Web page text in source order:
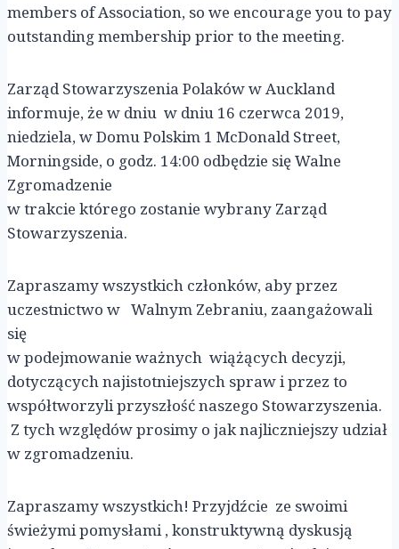
members of Association, so we encourage you to pay
outstanding membership prior to the meeting.
Zarząd Stowarzyszenia Polaków w Auckland
informuje, że w dniu w dniu 16 czerwca 2019,
niedziela, w Domu Polskim 1 McDonald Street,
Morningside, o godz. 14:00 odbędzie się Walne
Zgromadzenie
w trakcie którego zostanie wybrany Zarząd
Stowarzyszenia.
Zapraszamy wszystkich członków, aby przez
uczestnictwo w Walnym Zebraniu, zaangażowali
się
w podejmowanie ważnych wiążących decyzji,
dotyczących najistotniejszych spraw i przez to
współtworzyli przyszłość naszego Stowarzyszenia.
Z tych względów prosimy o jak najliczniejszy udział
w zgromadzeniu.
Zapraszamy wszystkich! Przyjdźcie ze swoimi
świeżymi pomysłami , konstruktywną dyskusją